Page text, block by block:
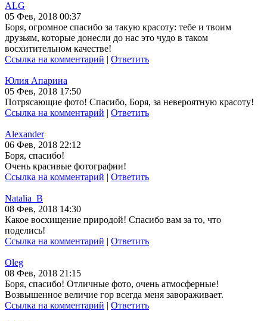
ALG
05 Фев, 2018 00:37
Боря, огромное спасибо за такую красоту: тебе и твоим
друзьям, которые донесли до нас это чудо в таком
восхитительном качестве!
Ссылка на комментарий | Ответить
Юлия Апарина
05 Фев, 2018 17:50
Потрясающие фото! Спасибо, Боря, за невероятную красоту!
Ссылка на комментарий | Ответить
Alexander
06 Фев, 2018 22:12
Боря, спасибо!
Очень красивые фотографии!
Ссылка на комментарий | Ответить
Natalia_B
08 Фев, 2018 14:30
Какое восхищение природой! Спасибо вам за то, что
поделись!
Ссылка на комментарий | Ответить
Oleg
08 Фев, 2018 21:15
Боря, спасибо! Отличные фото, очень атмосферные!
Возвышенное величие гор всегда меня завораживает.
Ссылка на комментарий | Ответить